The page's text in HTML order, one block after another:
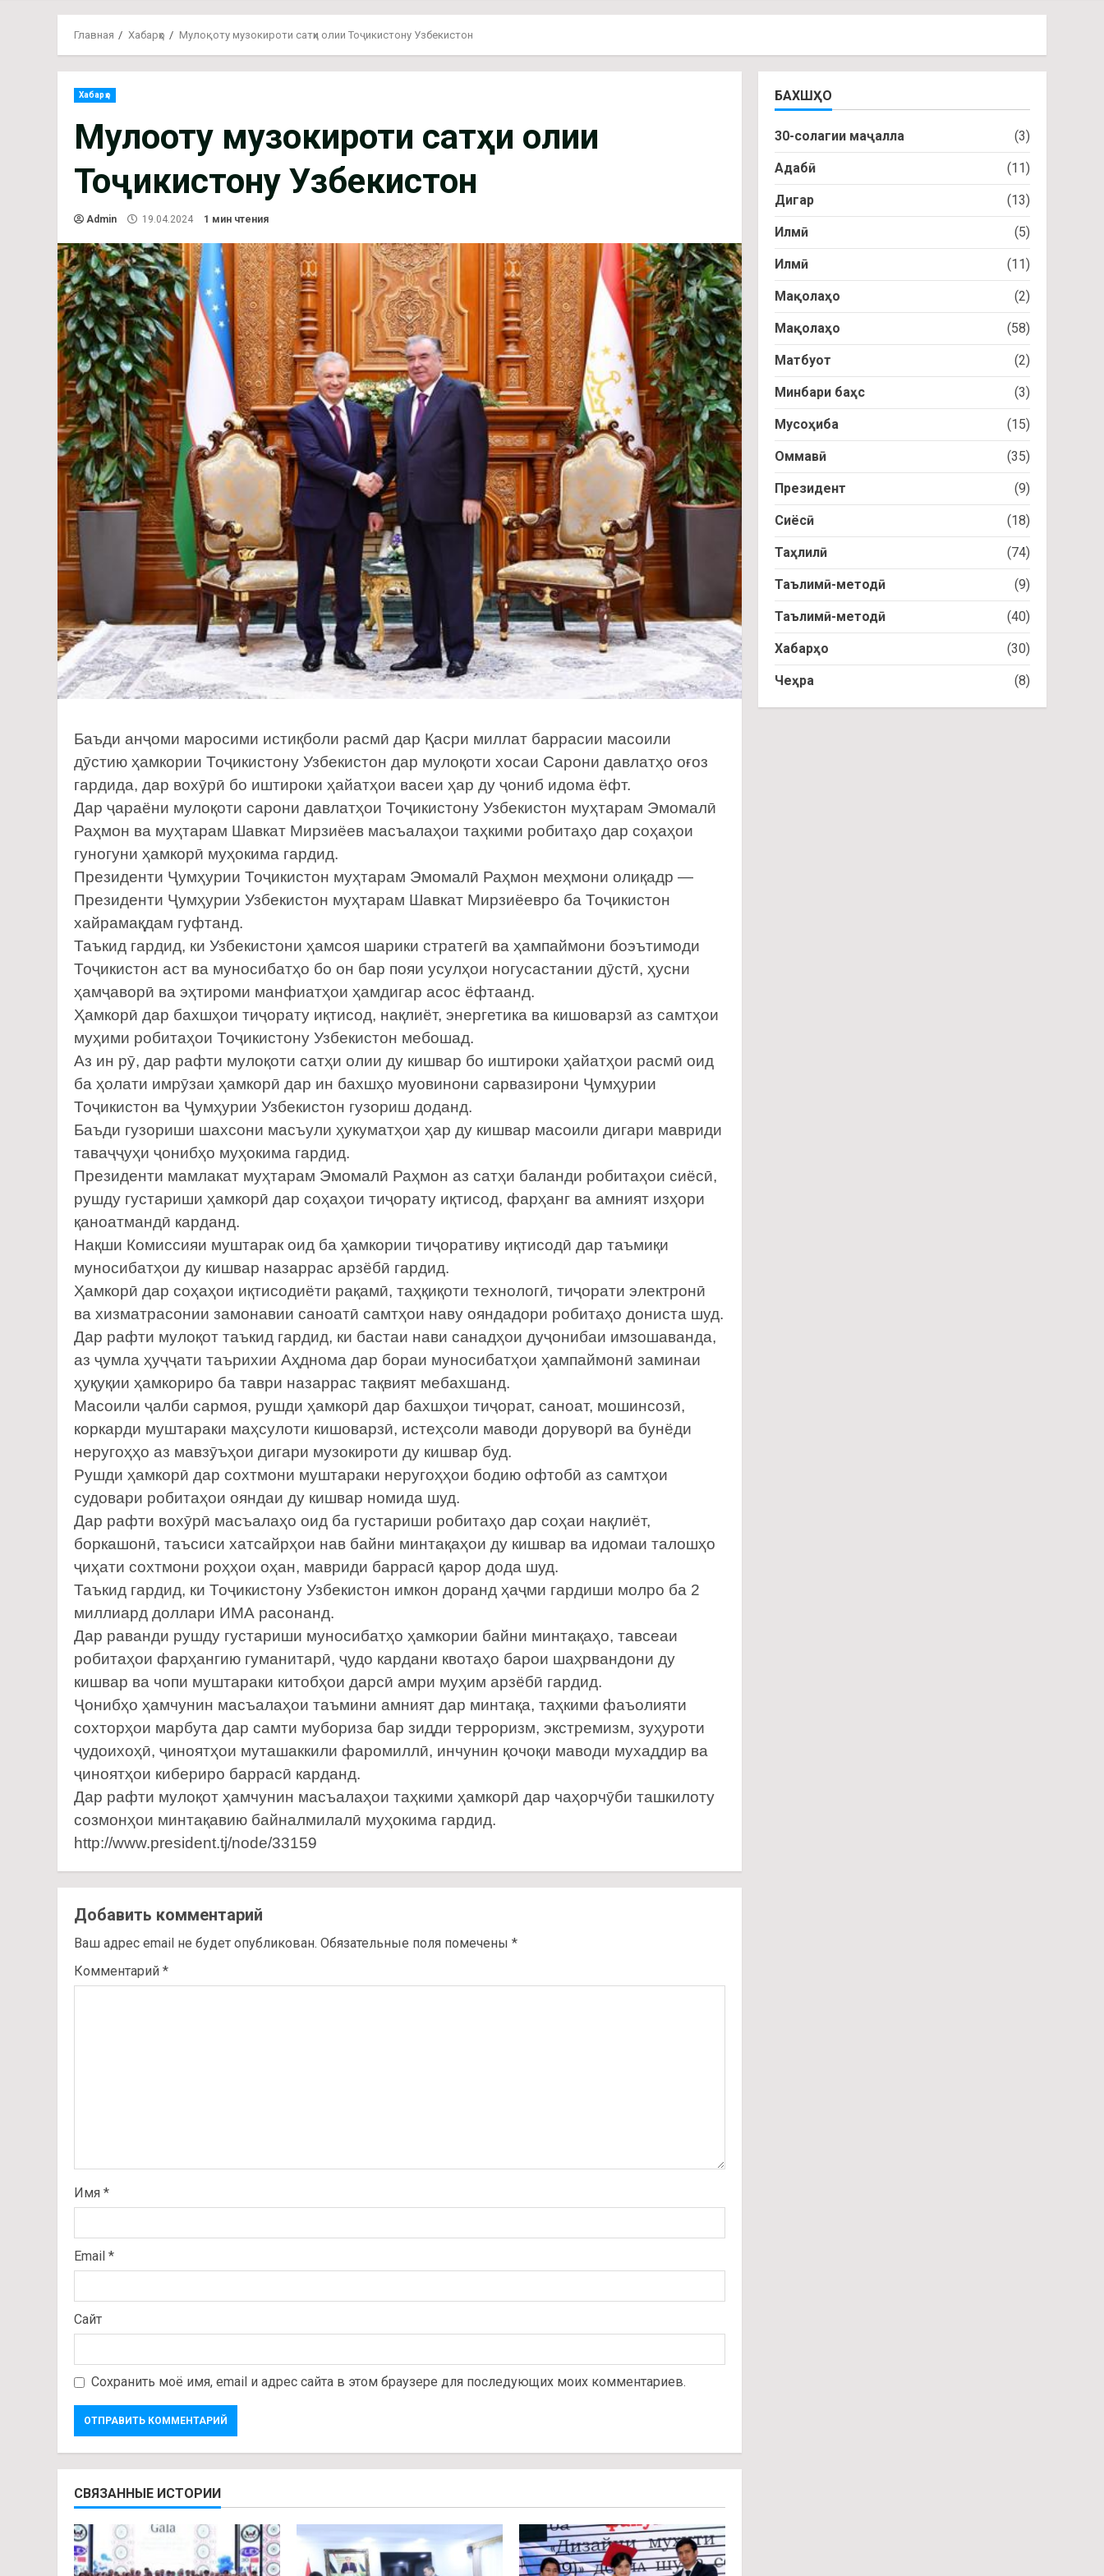
Главная Хабарҳо Мулоқоту музокироти сатҳи олии Тоҷикистону Узбекистон
Хабарҳо
Мулоқоту музокироти сатҳи олии
Тоҷикистону Узбекистон
Admin 19.04.2024 1 мин чтения
Баъди анҷоми маросими истиқболи расмӣ дар Қасри миллат баррасии масоили
дӯстию ҳамкории Тоҷикистону Узбекистон дар мулоқоти хосаи Сарони давлатҳо оғоз
гардида, дар вохӯрӣ бо иштироки ҳайатҳои васеи ҳар ду ҷониб идома ёфт.
Дар ҷараёни мулоқоти сарони давлатҳои Тоҷикистону Узбекистон муҳтарам Эмомалӣ
Раҳмон ва муҳтарам Шавкат Мирзиёев масъалаҳои таҳкими робитаҳо дар соҳаҳои
гуногуни ҳамкорӣ муҳокима гардид.
Президенти Ҷумҳурии Тоҷикистон муҳтарам Эмомалӣ Раҳмон меҳмони олиқадр —
Президенти Ҷумҳурии Узбекистон муҳтарам Шавкат Мирзиёевро ба Тоҷикистон
хайрамақдам гуфтанд.
Таъкид гардид, ки Узбекистони ҳамсоя шарики стратегӣ ва ҳампаймони боэътимоди
Тоҷикистон аст ва муносибатҳо бо он бар пояи усулҳои ногусастании дӯстӣ, ҳусни
ҳамҷаворӣ ва эҳтироми манфиатҳои ҳамдигар асос ёфтаанд.
Ҳамкорӣ дар бахшҳои тиҷорату иқтисод, нақлиёт, энергетика ва кишоварзӣ аз самтҳои
муҳими робитаҳои Тоҷикистону Узбекистон мебошад.
Аз ин рӯ, дар рафти мулоқоти сатҳи олии ду кишвар бо иштироки ҳайатҳои расмӣ оид
ба ҳолати имрӯзаи ҳамкорӣ дар ин бахшҳо муовинони сарвазирони Ҷумҳурии
Тоҷикистон ва Ҷумҳурии Узбекистон гузориш доданд.
Баъди гузориши шахсони масъули ҳукуматҳои ҳар ду кишвар масоили дигари мавриди
таваҷҷуҳи ҷонибҳо муҳокима гардид.
Президенти мамлакат муҳтарам Эмомалӣ Раҳмон аз сатҳи баланди робитаҳои сиёсӣ,
рушду густариши ҳамкорӣ дар соҳаҳои тиҷорату иқтисод, фарҳанг ва амният изҳори
қаноатмандӣ карданд.
Нақши Комиссияи муштарак оид ба ҳамкории тиҷоративу иқтисодӣ дар таъмиқи
муносибатҳои ду кишвар назаррас арзёбӣ гардид.
Ҳамкорӣ дар соҳаҳои иқтисодиёти рақамӣ, таҳқиқоти технологӣ, тиҷорати электронӣ
ва хизматрасонии замонавии саноатӣ самтҳои наву ояндадори робитаҳо дониста шуд.
Дар рафти мулоқот таъкид гардид, ки бастаи нави санадҳои дуҷонибаи имзошаванда,
аз ҷумла ҳуҷҷати таърихии Аҳднома дар бораи муносибатҳои ҳампаймонӣ заминаи
ҳуқуқии ҳамкориро ба таври назаррас тақвият мебахшанд.
Масоили ҷалби сармоя, рушди ҳамкорӣ дар бахшҳои тиҷорат, саноат, мошинсозӣ,
коркарди муштараки маҳсулоти кишоварзӣ, истеҳсоли маводи доруворӣ ва бунёди
неругоҳҳо аз мавзӯъҳои дигари музокироти ду кишвар буд.
Рушди ҳамкорӣ дар сохтмони муштараки неругоҳҳои бодию офтобӣ аз самтҳои
судовари робитаҳои ояндаи ду кишвар номида шуд.
Дар рафти вохӯрӣ масъалаҳо оид ба густариши робитаҳо дар соҳаи нақлиёт,
боркашонӣ, таъсиси хатсайрҳои нав байни минтақаҳои ду кишвар ва идомаи талошҳо
ҷиҳати сохтмони роҳҳои оҳан, мавриди баррасӣ қарор дода шуд.
Таъкид гардид, ки Тоҷикистону Узбекистон имкон доранд ҳаҷми гардиши молро ба 2
миллиард доллари ИМА расонанд.
Дар раванди рушду густариши муносибатҳо ҳамкории байни минтақаҳо, тавсеаи
робитаҳои фарҳангию гуманитарӣ, ҷудо кардани квотаҳо барои шаҳрвандони ду
кишвар ва чопи муштараки китобҳои дарсӣ амри муҳим арзёбӣ гардид.
Ҷонибҳо ҳамчунин масъалаҳои таъмини амният дар минтақа, таҳкими фаъолияти
сохторҳои марбута дар самти мубориза бар зидди терроризм, экстремизм, зуҳуроти
ҷудоихоҳӣ, ҷиноятҳои муташаккили фаромиллӣ, инчунин қочоқи маводи мухаддир ва
ҷиноятҳои кибериро баррасӣ карданд.
Дар рафти мулоқот ҳамчунин масъалаҳои таҳкими ҳамкорӣ дар чаҳорчӯби ташкилоту
созмонҳои минтақавию байналмилалӣ муҳокима гардид.
http://www.president.tj/node/33159
Добавить комментарий
Ваш адрес email не будет опубликован. Обязательные поля помечены *
Комментарий *
Имя *
Email *
Сайт
Сохранить моё имя, email и адрес сайта в этом браузере для последующих моих комментариев.
СВЯЗАННЫЕ ИСТОРИИ
БАХШҲО
30-солагии маҷалла (3)
Адабӣ (11)
Дигар (13)
Илмӣ (5)
Илмӣ (11)
Мақолаҳо (2)
Мақолаҳо (58)
Матбуот (2)
Минбари баҳс (3)
Мусоҳиба (15)
Оммавӣ (35)
Президент (9)
Сиёсӣ (18)
Таҳлилӣ (74)
Таълимӣ-методӣ (9)
Таълимӣ-методӣ (40)
Хабарҳо (30)
Чеҳра (8)